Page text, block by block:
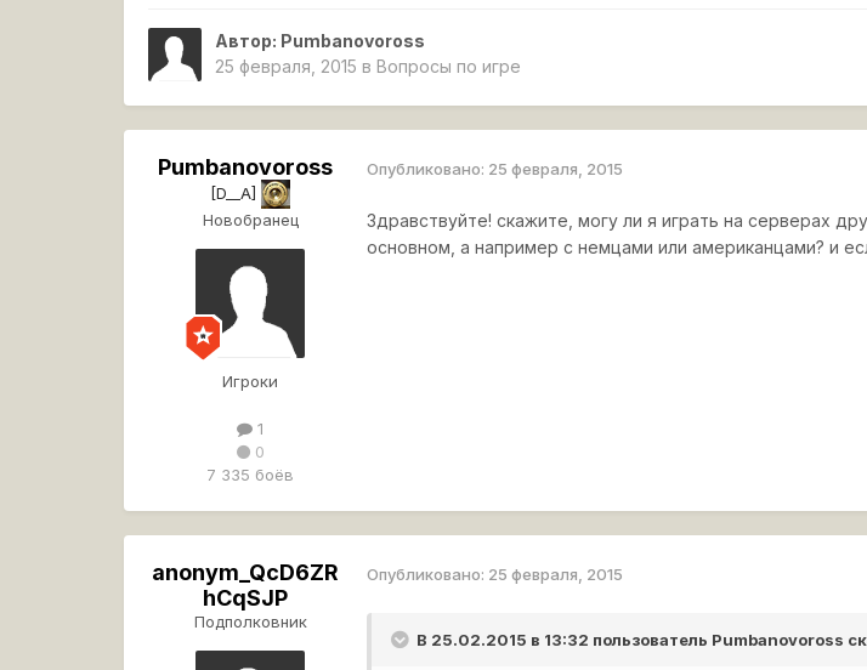
Автор: Pumbanovoross
25 февраля, 2015 в Вопросы по игре
Pumbanovoross
[D__A]
Новобранец
Игроки
1
0
7 335 боёв
Опубликовано: 25 февраля, 2015
Здравствуйте! скажите, могу ли я играть на серверах
основном, а например с немцами или американцами? и
anonym_QcD6ZR
hCqSJP
Подполковник
Опубликовано: 25 февраля, 2015
В 25.02.2015 в 13:32 пользователь Pumbanovoross